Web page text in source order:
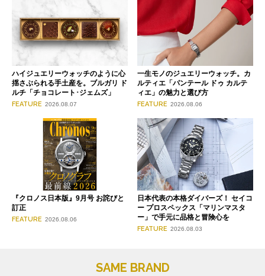
ハイジュエリーウォッチのように心
揺さぶられる手土産を。ブルガリ ド
ルチ「チョコレート･ジェムズ」
FEATURE 2026.08.07
一生モノのジュエリーウォッチ。カ
ルティエ「パンテール ドゥ カルテ
ィエ」の魅力と選び方
FEATURE 2026.08.06
『クロノス日本版』9月号 お詫びと
訂正
FEATURE 2026.08.06
日本代表の本格ダイバーズ！ セイコ
ー プロスペックス「マリンマスタ
ー」で手元に品格と冒険心を
FEATURE 2026.08.03
SAME BRAND